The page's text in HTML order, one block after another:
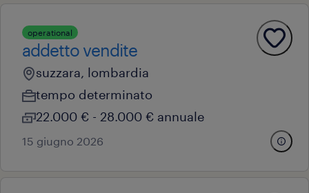
operational
addetto vendite
suzzara, lombardia
tempo determinato
22.000 € - 28.000 € annuale
15 giugno 2026